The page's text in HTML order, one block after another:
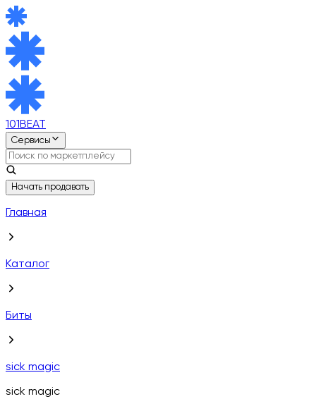
101BEAT
Сервисы
Начать продавать
Главная
Каталог
Биты
sick magic
sick magic